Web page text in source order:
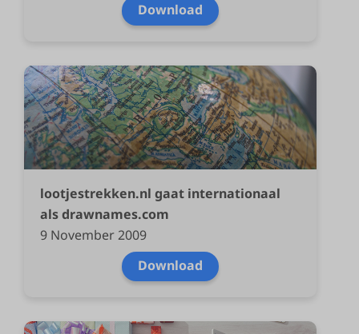
Download
lootjestrekken.nl gaat internationaal
als drawnames.com
9 November 2009
Download